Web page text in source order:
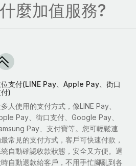
麼加值服務?
支付(LINE Pay、Apple Pay、街口
)
人使用的支付方式，像LINE Pay、
Pay、街口支付、Google Pay、
Pay、支付寶等。您可輕鬆連
常見的支付方式，客戶可快速付款，
統自動確認收款狀態，安全又方便。退
自動退款給客戶，不用手忙腳亂到各